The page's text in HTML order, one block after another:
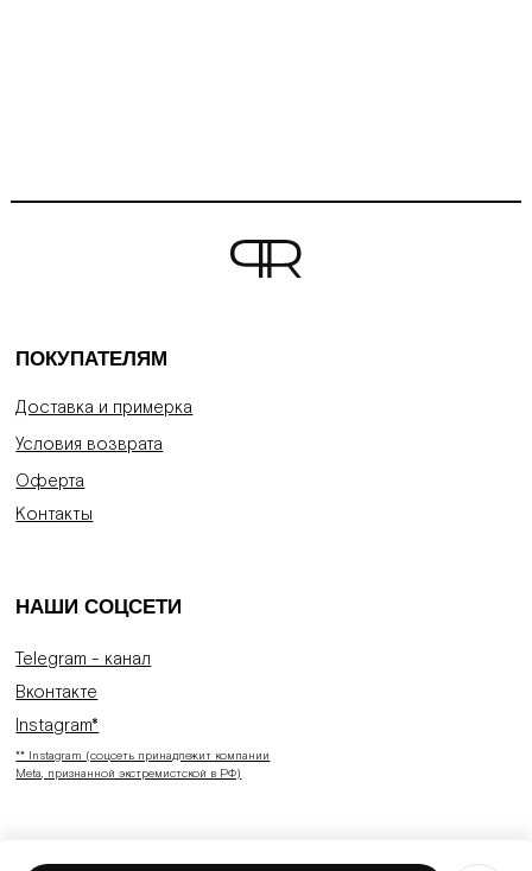
ПОКУПАТЕЛЯМ
НАШИ СОЦСЕТИ
Telegram - канал
Вконтакте
Instagram*
** Instagram (соцсеть принадлежит компании
Meta, признанной экстремистской в РФ)
Доставка и примерка
Условия возврата
Оферта
Контакты